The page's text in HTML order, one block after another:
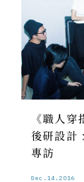
《職人
後研設
專訪
Dec.14.2016